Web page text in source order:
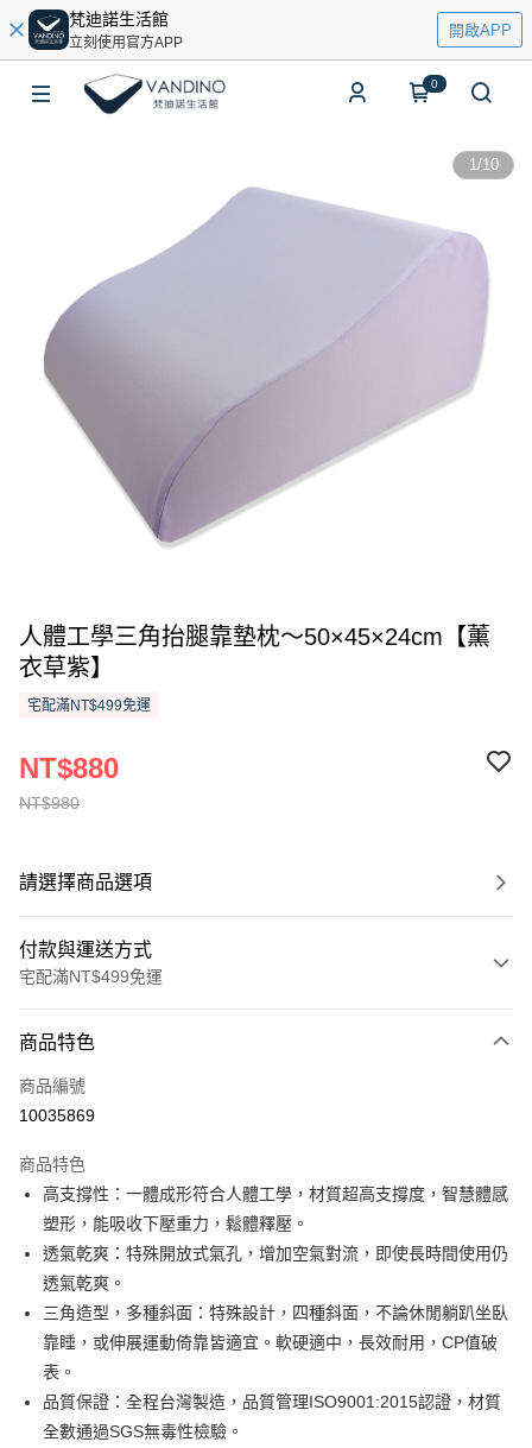
梵迪諾生活館
立刻使用官方APP
開啟APP
0
1/10
人體工學三角抬腿靠墊枕～50×45×24cm【薰
衣草紫】
宅配滿NT$499免運
NT$980
NT$880
請選擇商品選項
付款與運送方式
宅配滿NT$499免運
信用卡一次付款
信用卡分期付款
合作金庫商業銀行
華南商業銀行
彰化商業銀行
上海商業儲蓄銀行
台北富邦商業銀行
國泰世華商業銀行
兆豐國際商業銀行
臺灣中小企業銀行
匯豐（台灣）商業銀行
華泰商業銀行
聯邦商業銀行
遠東國際商業銀行
元大商業銀行
永豐商業銀行
玉山商業銀行
台新國際商業銀行
中國信託商業銀行
台灣樂天信用卡公司
6 期 0 利率 每期
華南商業銀行
彰化商業銀行
上海商業儲蓄銀行
台北富邦商業銀行
國泰世華商業銀行
臺灣中小企業銀行
台中商業銀行
匯豐（台灣）商業銀行
華泰商業銀行
聯邦商業銀行
元大商業銀行
玉山商業銀行
星展（台灣）商業銀行
台新國際商業銀行
LINE Pay
Apple Pay
街口支付
悠遊付
Google Pay
全盈+PAY
商品特色
商品編號
10035869
商品特色
高支撐性：一體成形符合人體工學，材質超高支撐度，智慧體感
塑形，能吸收下壓重力，鬆體釋壓。
透氣乾爽：特殊開放式氣孔，增加空氣對流，即使長時間使用仍
透氣乾爽。
三角造型，多種斜面：特殊設計，四種斜面，不論休閒躺趴坐臥
靠睡，或伸展運動倚靠皆適宜。軟硬適中，長效耐用，CP值破
表。
品質保證：全程台灣製造，品質管理ISO9001:2015認證，材質
全數通過SGS無毒性檢驗。